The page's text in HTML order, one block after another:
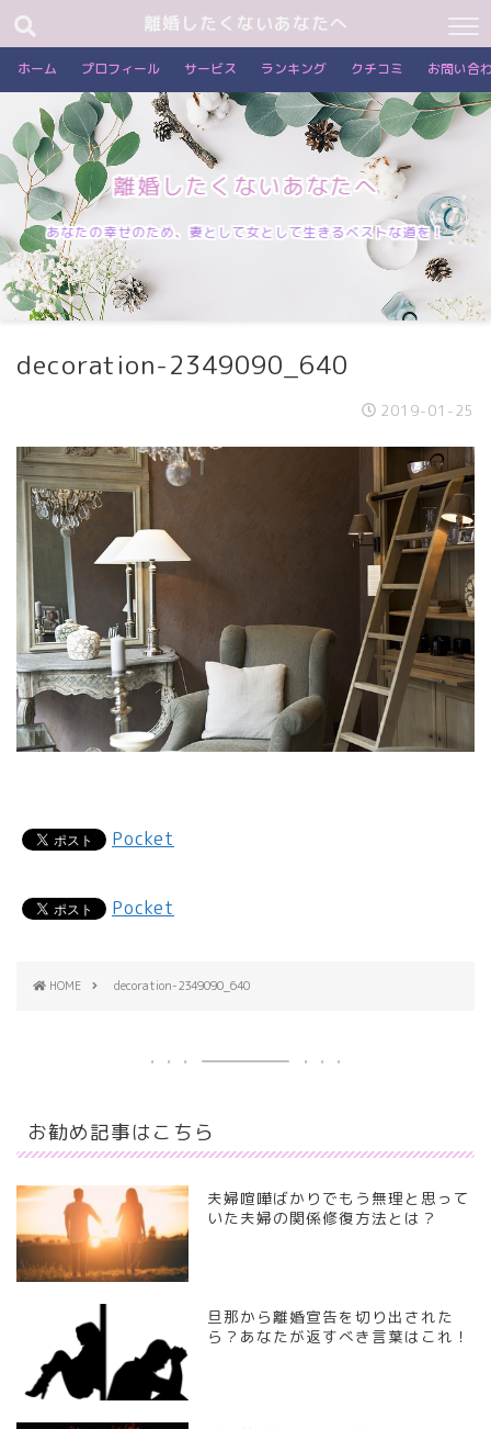
離婚したくないあなたへ
ホーム プロフィール サービス ランキング クチコミ お問い合
離婚したくないあなたへ
あなたの幸せのため、妻として女として生きるベストな道を！
decoration-2349090_640
2019-01-25
Pocket
Pocket
HOME decoration-2349090_640
お勧め記事はこちら
夫婦喧嘩ばかりでもう無理と思って
いた夫婦の関係修復方法とは？
旦那から離婚宣告を切り出された
ら？あなたが返すべき言葉はこれ！